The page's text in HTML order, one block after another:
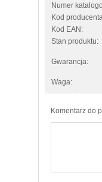
Numer
Kod
Kod EAN:
Stan produktu:
Gwarancja:
Waga:
Komentarz do